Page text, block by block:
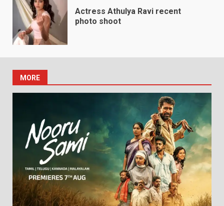
Actress Athulya Ravi recent
photo shoot
MORE